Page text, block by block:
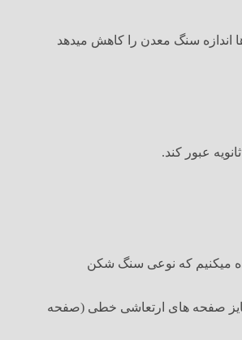
اندازه سنگ معدن را کاهش میدهد
عبور کند.
میکنیم که نوعی سنگ شکن
صفحه های ارتعاشی خطی (صفحه